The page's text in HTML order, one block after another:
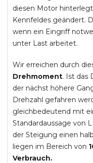
diesen Motor
Kennfeldes geändert.
wenn ein Eingriff
unter Last arbeitet.
Wir erreichen durch
Drehmoment. Ist das
der nächst höhere
Drehzahl gefahren
gleichbedeutend mit
Standardaussage von
der Steigung einen
liegen im Bereich von
Verbrauch.